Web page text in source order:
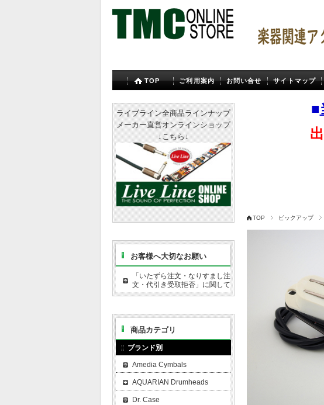
TOP ご利用案内 お問い合せ サイトマップ
■
TOP ピックアップ
ライブライン全商品ラインナップ
メーカー直営オンラインショップ
↓こちら↓
お客様へ大切なお願い
「いたずら注文・なりすまし注
文・代引き受取拒否」に関して
商品カテゴリ
ブランド別
Amedia Cymbals
AQUARIAN Drumheads
Dr. Case